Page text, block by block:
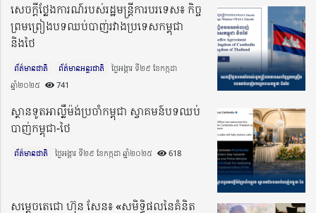
សេចក្តីថ្លែងការណ៍របស់រដ្ឋមន្ត្រីការបរទេស៖ កិច្ច
ព្រមព្រៀងបទឈប់បាញ់រវាងប្រទេសកម្ពុជា
និងថៃ
ព័ត៌មានជាតិ ព័ត៌មានអន្តរជាតិ
ថ្ងៃអង្គារ ទី២៩ ខែកក្កដា
ឆ្នាំ២០២៥​
741
ស្ថានទូតអាល្លឺម៉ង់ប្រចាំកម្ពុជា ស្វាគមន៍បទឈប់
បាញ់កម្ពុជា-ថៃ
ព័ត៌មានជាតិ ថ្ងៃអង្គារ ទី២៩ ខែកក្កដា ឆ្នាំ២០២៥​ 618
សម្តេចតេជោ ហ៊ុន សែន៖ «សមិទ្ធិផលនៃគំនិត